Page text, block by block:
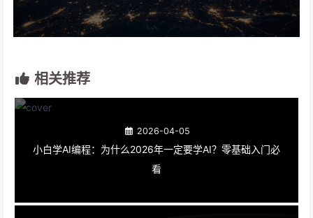
相关推荐
2026-04-05
小白学AI编程：为什么2026年一定要学AI？零基础入门必
看